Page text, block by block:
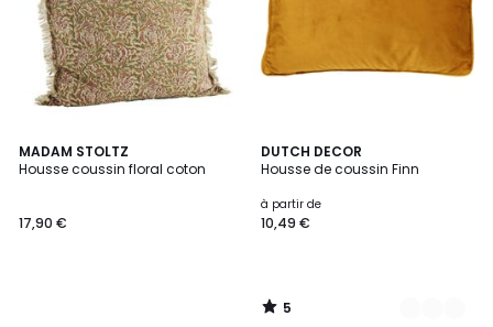
MADAM STOLTZ
Housse coussin floral coton
17,90 €
DUTCH DECOR
Housse de coussin Finn
à partir de
10,49 €
5
/
17
Couleurs
5
/